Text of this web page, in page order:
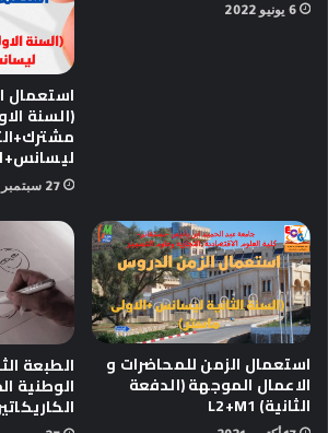
6 يونيو 2022
استعمال
(السنة
27 سبتمبر 2021
استعمال الزمن للمحاضرات و
الاعمال الموجهة (الدفعة
الثانية) L2+M1
الطبعة
الوطنية